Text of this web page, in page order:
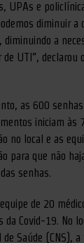
UPAs e
diminuir a
a
UTI”, declarou
as 600
iniciam às
no local e as
para que não
senhas.
de 20
Covid-19. No
de Saúde (CNS),